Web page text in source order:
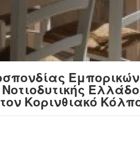
Εμπορικών
Κορινθιακό